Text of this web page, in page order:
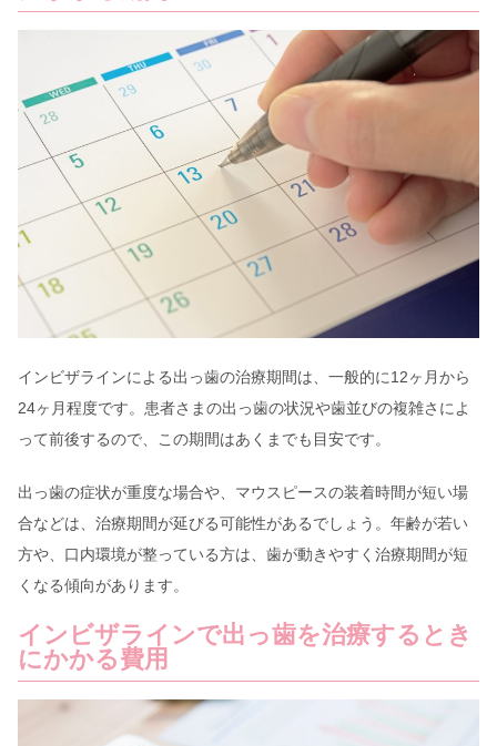
インビザラインによる出っ歯の治療期間は、一般的に12ヶ月から
24ヶ月程度です。患者さまの出っ歯の状況や歯並びの複雑さによ
って前後するので、この期間はあくまでも目安です。
出っ歯の症状が重度な場合や、マウスピースの装着時間が短い場
合などは、治療期間が延びる可能性があるでしょう。年齢が若い
方や、口内環境が整っている方は、歯が動きやすく治療期間が短
くなる傾向があります。
インビザラインで出っ歯を治療するとき
にかかる費用